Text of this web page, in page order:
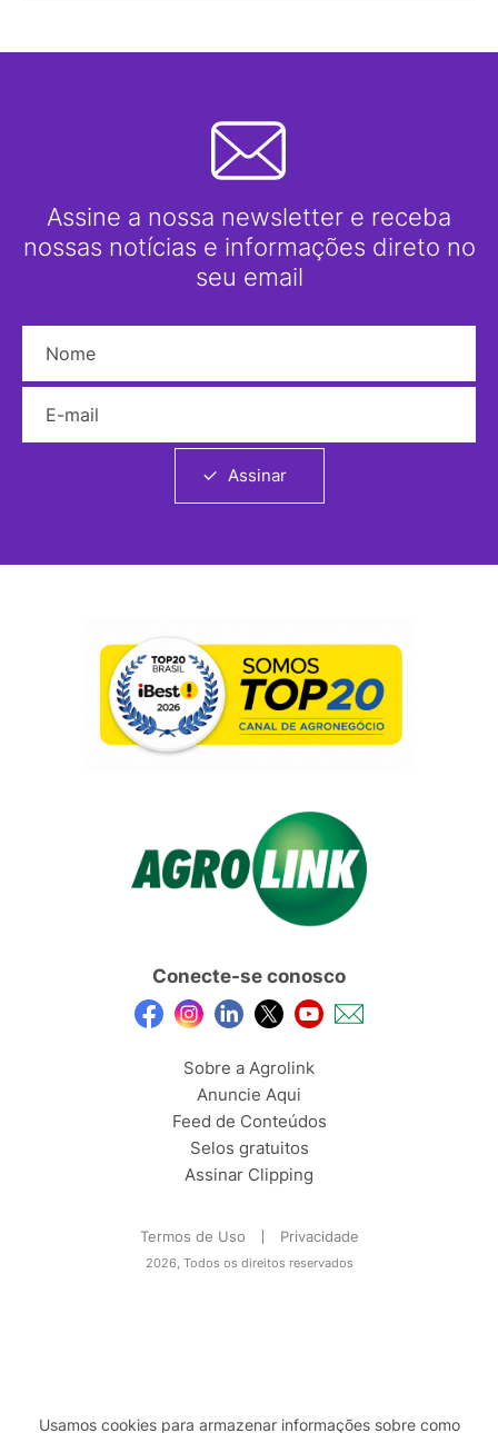
Assine a nossa newsletter e receba
nossas notícias e informações direto no
seu email
Assinar
Conecte-se conosco
Sobre a Agrolink
Anuncie Aqui
Feed de Conteúdos
Selos gratuitos
Assinar Clipping
Termos de Uso Privacidade
2026, Todos os direitos reservados
Usamos cookies para armazenar informações sobre como